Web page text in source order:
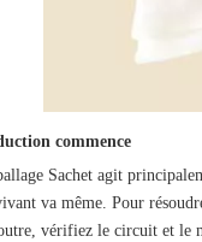
commence
Sachet agit
va même. Pour
vérifiez le circuit et le